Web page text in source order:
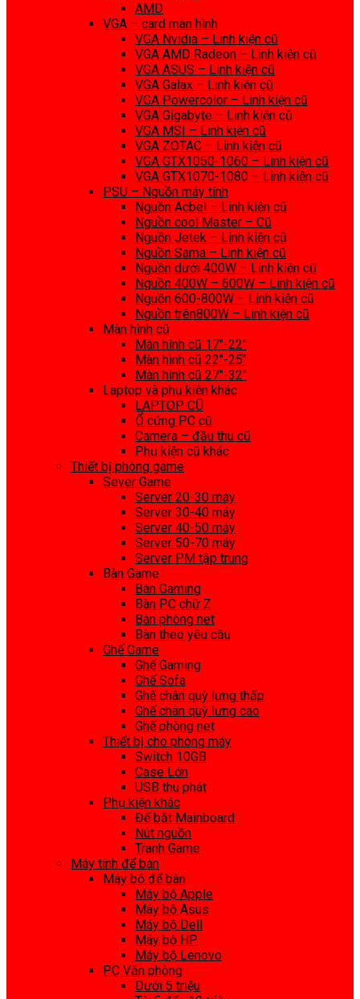
AMD
VGA – card màn hình
VGA Nvidia – Linh kiện cũ
VGA AMD Radeon – Linh kiện cũ
VGA ASUS – Linh kiện cũ
VGA Galax – Linh kiện cũ
VGA Powercolor – Linh kiện cũ
VGA Gigabyte – Linh kiện cũ
VGA MSI – Linh kiện cũ
VGA ZOTAC – Linh kiện cũ
VGA GTX1050-1060 – Linh kiện cũ
VGA GTX1070-1080 – Linh kiện cũ
PSU – Nguồn máy tính
Nguồn Acbel – Linh kiện cũ
Nguồn cool Master – Cũ
Nguồn Jetek – Linh kiện cũ
Nguồn Sama – Linh kiện cũ
Nguồn dưới 400W – Linh kiện cũ
Nguồn 400W – 600W – Linh kiện cũ
Nguồn 600-800W – Linh kiện cũ
Nguồn trên800W – Linh kiện cũ
Màn hình cũ
Màn hình cũ 17″-22″
Màn hình cũ 22″-25″
Màn hình cũ 27″-32″
Laptop và phụ kiện khác
LAPTOP CŨ
Ổ cứng PC cũ
Camera – đầu thu cũ
Phụ kiện cũ khác
Thiết bị phòng game
Sever Game
Server 20-30 máy
Server 30-40 máy
Server 40-50 máy
Server 50-70 máy
Server PM tập trung
Bàn Game
Bàn Gaming
Bàn PC chữ Z
Bàn phòng net
Bàn theo yêu cầu
Ghế Game
Ghế Gaming
Ghế Sofa
Ghế chân quỳ lưng thấp
Ghế chân quỳ lưng cao
Ghế phòng net
Thiết bị cho phòng máy
Switch 10GB
Case Lớn
USB thu phát
Phụ kiện khác
Đế bắt Mainboard
Nút nguồn
Tranh Game
Máy tính để bàn
Máy bộ để bàn
Máy bộ Apple
Máy bộ Asus
Máy bộ Dell
Máy bộ HP
Máy bộ Lenovo
PC Văn phòng
Dưới 5 triệu